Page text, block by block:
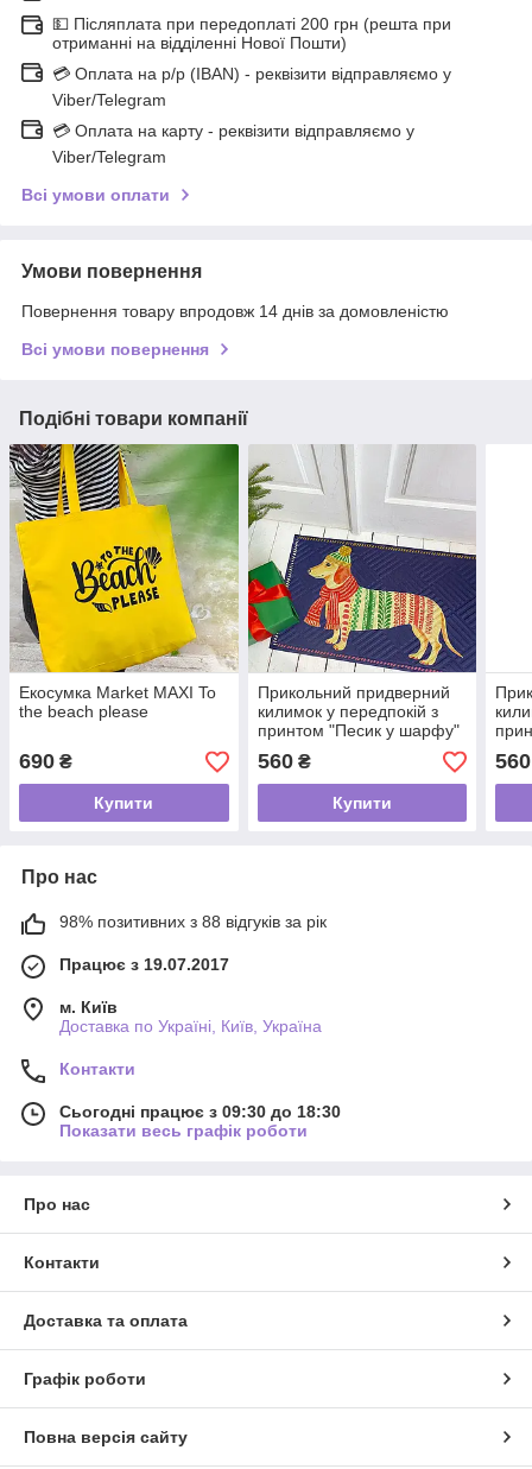
💵 Післяплата при передоплаті 200 грн (решта при
отриманні на відділенні Нової Пошти)
💳 Оплата на р/р (IBAN) - реквізити відправляємо у
Viber/Telegram
💳 Оплата на карту - реквізити відправляємо у
Viber/Telegram
Всі умови оплати
Умови повернення
Повернення товару впродовж 14 днів за домовленістю
Всі умови повернення
Подібні товари компанії
Екосумка Market MAXI To
the beach please
690 ₴
Купити
Прикольний придверний
килимок у передпокій з
принтом "Песик у шарфу"
560₴
Купити
560
Про нас
98% позитивних з 88 відгуків за рік
Працює з 19.07.2017
м. Київ
Доставка по Україні, Київ, Україна
Контакти
Сьогодні працює з 09:30 до 18:30
Показати весь графік роботи
Про нас
Контакти
Доставка та оплата
Графік роботи
Повна версія сайту